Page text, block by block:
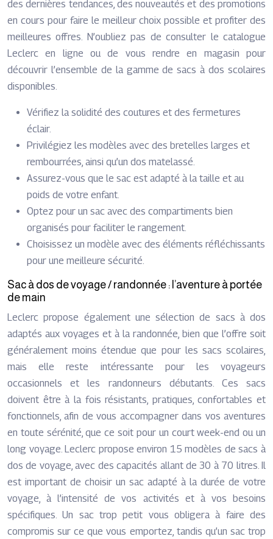
des dernières tendances, des nouveautés et des promotions
en cours pour faire le meilleur choix possible et profiter des
meilleures offres. N’oubliez pas de consulter le catalogue
Leclerc en ligne ou de vous rendre en magasin pour
découvrir l’ensemble de la gamme de sacs à dos scolaires
disponibles.
Vérifiez la solidité des coutures et des fermetures
éclair.
Privilégiez les modèles avec des bretelles larges et
rembourrées, ainsi qu’un dos matelassé.
Assurez-vous que le sac est adapté à la taille et au
poids de votre enfant.
Optez pour un sac avec des compartiments bien
organisés pour faciliter le rangement.
Choisissez un modèle avec des éléments réfléchissants
pour une meilleure sécurité.
Sac à dos de voyage / randonnée : l’aventure à portée
de main
Leclerc propose également une sélection de sacs à dos
adaptés aux voyages et à la randonnée, bien que l’offre soit
généralement moins étendue que pour les sacs scolaires,
mais elle reste intéressante pour les voyageurs
occasionnels et les randonneurs débutants. Ces sacs
doivent être à la fois résistants, pratiques, confortables et
fonctionnels, afin de vous accompagner dans vos aventures
en toute sérénité, que ce soit pour un court week-end ou un
long voyage. Leclerc propose environ 15 modèles de sacs à
dos de voyage, avec des capacités allant de 30 à 70 litres. Il
est important de choisir un sac adapté à la durée de votre
voyage, à l’intensité de vos activités et à vos besoins
spécifiques. Un sac trop petit vous obligera à faire des
compromis sur ce que vous emportez, tandis qu’un sac trop